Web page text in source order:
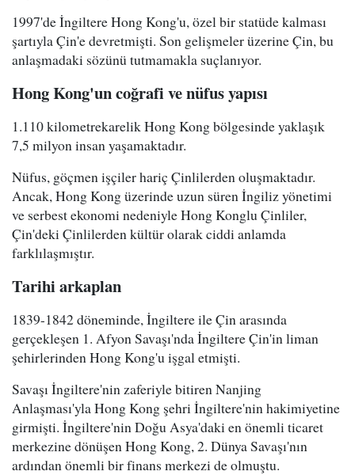
1997'de İngiltere Hong Kong'u, özel bir statüde kalması
şartıyla Çin'e devretmişti. Son gelişmeler üzerine Çin, bu
anlaşmadaki sözünü tutmamakla suçlanıyor.
Hong Kong'un coğrafi ve nüfus yapısı
1.110 kilometrekarelik Hong Kong bölgesinde yaklaşık
7,5 milyon insan yaşamaktadır.
Nüfus, göçmen işçiler hariç Çinlilerden oluşmaktadır.
Ancak, Hong Kong üzerinde uzun süren İngiliz yönetimi
ve serbest ekonomi nedeniyle Hong Konglu Çinliler,
Çin'deki Çinlilerden kültür olarak ciddi anlamda
farklılaşmıştır.
Tarihi arkaplan
1839-1842 döneminde, İngiltere ile Çin arasında
gerçekleşen 1. Afyon Savaşı'nda İngiltere Çin'in liman
şehirlerinden Hong Kong'u işgal etmişti.
Savaşı İngiltere'nin zaferiyle bitiren Nanjing
Anlaşması'yla Hong Kong şehri İngiltere'nin hakimiyetine
girmişti. İngiltere'nin Doğu Asya'daki en önemli ticaret
merkezine dönüşen Hong Kong, 2. Dünya Savaşı'nın
ardından önemli bir finans merkezi de olmuştu.